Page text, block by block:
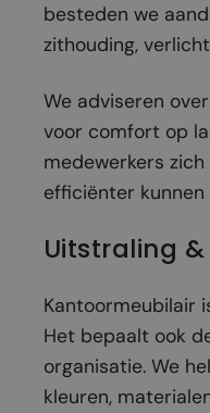
besteden we
zithouding,
We adviseren
voor comfort op
medewerkers
efficiënter kunnen
Uitstraling
Kantoormeubilair
Het bepaalt ook
organisatie. We
kleuren,